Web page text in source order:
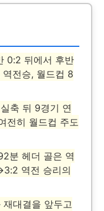
0:2 뒤에서 후반
전승, 월드컵 8
축 뒤 9경기 연
전히 월드컵 주도
분 헤더 골은 역
역전 승리의
대결을 앞두고